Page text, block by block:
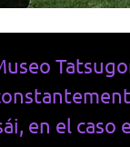
en el caso